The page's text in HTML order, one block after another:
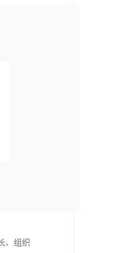
、组织